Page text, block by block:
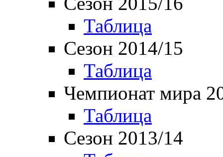
Таблица
Сезон 2014/15
Таблица
Чемпионат мира
Таблица
Сезон 2013/14